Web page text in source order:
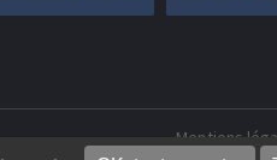
Mentions